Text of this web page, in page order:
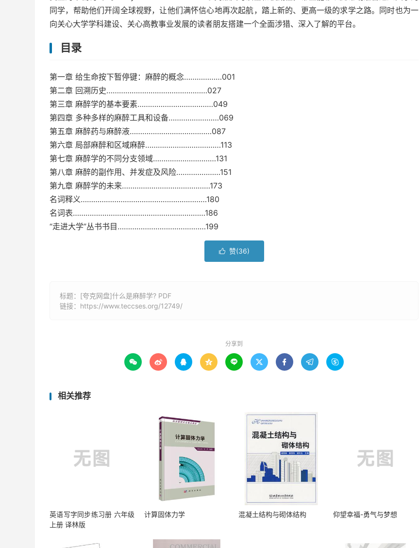
同学，帮助他们开阔全球视野，让他们满怀信心地再次起航，踏上新的、更高一级的求学之路。同时也为一
向关心大学学科建设、关心高教事业发展的读者朋友搭建一个全面涉猎、深入了解的平台。
目录
第一章 给生命按下暂停键：麻醉的概念………………001
第二章 回溯历史…………………………………………027
第三章 麻醉学的基本要素………………………………049
第四章 多种多样的麻醉工具和设备……………………069
第五章 麻醉药与麻醉液…………………………………087
第六章 局部麻醉和区域麻醉………………………………113
第七章 麻醉学的不同分支领域…………………………131
第八章 麻醉的副作用、并发症及风险…………………151
第九章 麻醉学的未来……………………………………173
名词释义……………………………………………………180
名词表………………………………………………………186
“走进大学”丛书书目……………………………………199
 赞(36)
标题：[夸克网盘]什么是麻醉学? PDF
链接： https://www.teccses.org/12749/
分享到
        
相关推荐
英语写字同步练习册 六年级
上册 译林版
计算固体力学 混凝土结构与砌体结构 仰望幸福-勇气与梦想